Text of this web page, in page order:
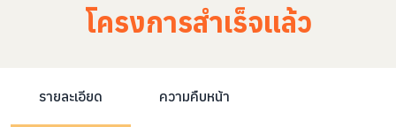
โครงการสำเร็จแล้ว
รายละเอียด ความคืบหน้า